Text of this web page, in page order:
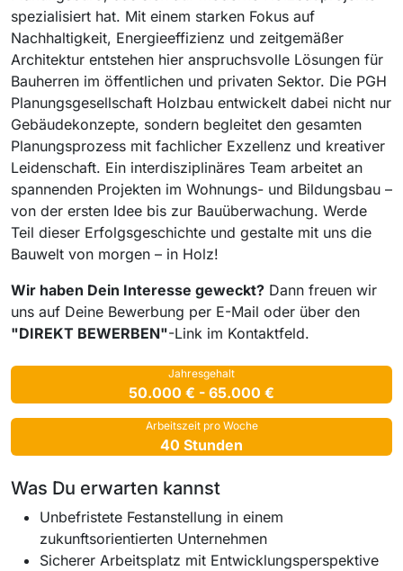
spezialisiert hat. Mit einem starken Fokus auf
Nachhaltigkeit, Energieeffizienz und zeitgemäßer
Architektur entstehen hier anspruchsvolle Lösungen für
Bauherren im öffentlichen und privaten Sektor. Die PGH
Planungsgesellschaft Holzbau entwickelt dabei nicht nur
Gebäudekonzepte, sondern begleitet den gesamten
Planungsprozess mit fachlicher Exzellenz und kreativer
Leidenschaft. Ein interdisziplinäres Team arbeitet an
spannenden Projekten im Wohnungs- und Bildungsbau –
von der ersten Idee bis zur Bauüberwachung. Werde
Teil dieser Erfolgsgeschichte und gestalte mit uns die
Bauwelt von morgen – in Holz!
Wir haben Dein Interesse geweckt? Dann freuen wir
uns auf Deine Bewerbung per E-Mail oder über den
"DIREKT BEWERBEN"-Link im Kontaktfeld.
Jahresgehalt
50.000 € - 65.000 €
Arbeitszeit pro Woche
40 Stunden
Was Du erwarten kannst
Unbefristete Festanstellung in einem
zukunftsorientierten Unternehmen
Sicherer Arbeitsplatz mit Entwicklungsperspektive